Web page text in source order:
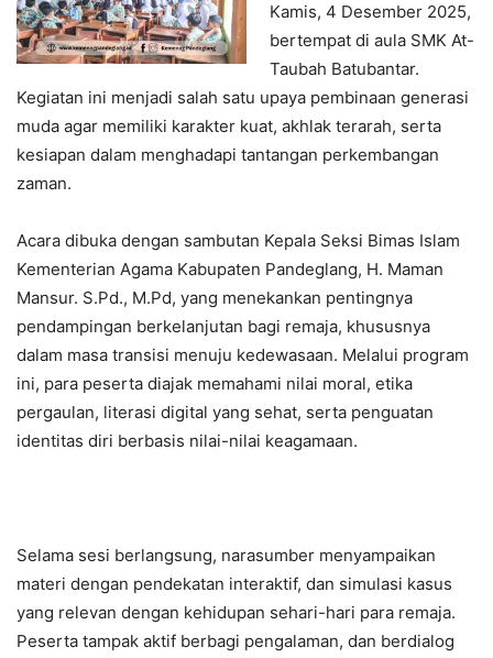
Kamis, 4 Desember 2025,
bertempat di aula SMK At-
Taubah Batubantar.
Kegiatan ini menjadi salah satu upaya pembinaan generasi
muda agar memiliki karakter kuat, akhlak terarah, serta
kesiapan dalam menghadapi tantangan perkembangan
zaman.
Acara dibuka dengan sambutan Kepala Seksi Bimas Islam
Kementerian Agama Kabupaten Pandeglang, H. Maman
Mansur. S.Pd., M.Pd, yang menekankan pentingnya
pendampingan berkelanjutan bagi remaja, khususnya
dalam masa transisi menuju kedewasaan. Melalui program
ini, para peserta diajak memahami nilai moral, etika
pergaulan, literasi digital yang sehat, serta penguatan
identitas diri berbasis nilai-nilai keagamaan.
Selama sesi berlangsung, narasumber menyampaikan
materi dengan pendekatan interaktif, dan simulasi kasus
yang relevan dengan kehidupan sehari-hari para remaja.
Peserta tampak aktif berbagi pengalaman, dan berdialog